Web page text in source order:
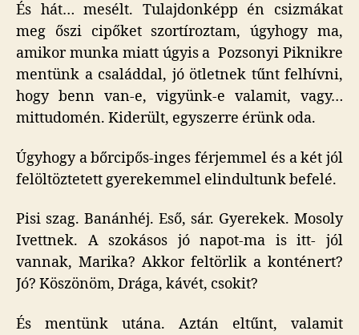
És hát… mesélt. Tulajdonképp én csizmákat
meg őszi cipőket szortíroztam, úgyhogy ma,
amikor munka miatt úgyis a Pozsonyi Piknikre
mentünk a családdal, jó ötletnek tűnt felhívni,
hogy benn van-e, vigyünk-e valamit, vagy…
mittudomén. Kiderült, egyszerre érünk oda.
Úgyhogy a bőrcipős-inges férjemmel és a két jól
felöltöztetett gyerekemmel elindultunk befelé.
Pisi szag. Banánhéj. Eső, sár. Gyerekek. Mosoly
Ivettnek. A szokásos jó napot-ma is itt- jól
vannak, Marika? Akkor feltörlik a konténert?
Jó? Köszönöm, Drága, kávét, csokit?
És mentünk utána. Aztán eltűnt, valamit